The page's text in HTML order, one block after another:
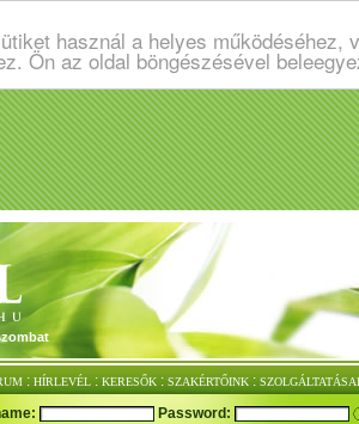
használ a helyes
Ön az oldal böngészésével
: HÍRLEVÉL : KERESŐK : SZAKÉRTŐINK :
Password: